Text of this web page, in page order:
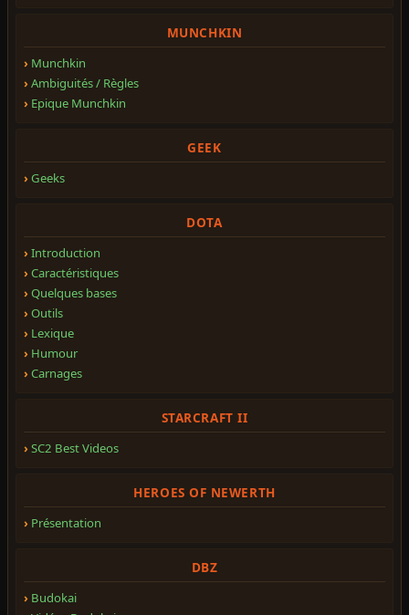
MUNCHKIN
Munchkin
Ambiguités / Règles
Epique Munchkin
GEEK
Geeks
DOTA
Introduction
Caractéristiques
Quelques bases
Outils
Lexique
Humour
Carnages
STARCRAFT II
SC2 Best Videos
HEROES OF NEWERTH
Présentation
DBZ
Budokai